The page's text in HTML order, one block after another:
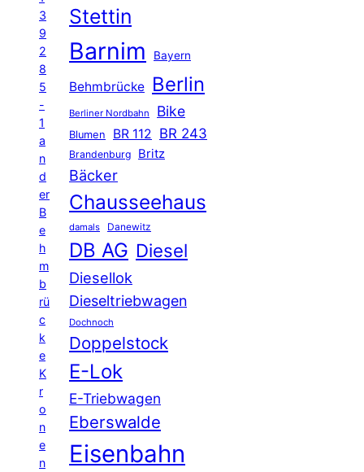
3
9
2
8
5
-
1
a
n
d
er
B
e
h
m
b
rü
c
k
e
K
r
o
n
e
n
Stettin
Barnim Bayern
Behmbrücke Berlin
Berliner Nordbahn Bike
Blumen BR 112 BR 243
Brandenburg Britz
Bäcker
Chausseehaus
damals Danewitz
DB AG Diesel
Diesellok
Dieseltriebwagen
Dochnoch
Doppelstock
E-Lok
E-Triebwagen
Eberswalde
Eisenbahn